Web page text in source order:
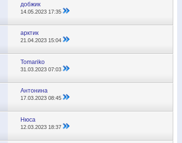
добжик
14.05.2023 17:35
арктик
21.04.2023 15:04
Tomariko
31.03.202307:03
Антонина
17.03.202308:45
Нюса
12.03.2023 18:37